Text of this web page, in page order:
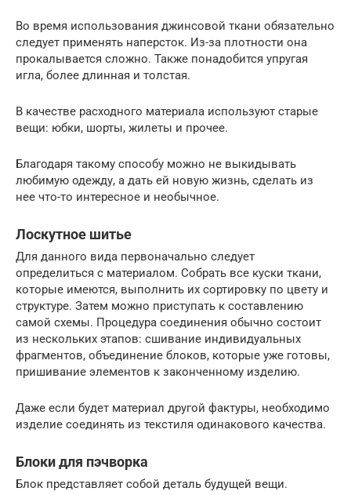
Во время использования джинсовой ткани обязательно
следует применять наперсток. Из-за плотности она
прокалывается сложно. Также понадобится упругая
игла, более длинная и толстая.
В качестве расходного материала используют старые
вещи: юбки, шорты, жилеты и прочее.
Благодаря такому способу можно не выкидывать
любимую одежду, а дать ей новую жизнь, сделать из
нее что-то интересное и необычное.
Лоскутное шитье
Для данного вида первоначально следует
определиться с материалом. Собрать все куски ткани,
которые имеются, выполнить их сортировку по цвету и
структуре. Затем можно приступать к составлению
самой схемы. Процедура соединения обычно состоит
из нескольких этапов: сшивание индивидуальных
фрагментов, объединение блоков, которые уже готовы,
пришивание элементов к законченному изделию.
Даже если будет материал другой фактуры, необходимо
изделие соединять из текстиля одинакового качества.
Блоки для пэчворка
Блок представляет собой деталь будущей вещи.